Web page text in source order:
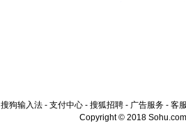
搜狗输入法 - 支付中心 - 搜狐招聘 - 广告服务 - 客
Copyright © 2018